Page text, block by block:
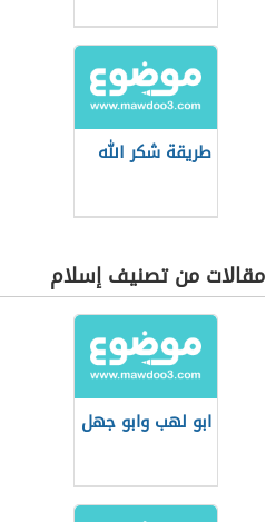
طريقة شكر الله
مقالات من تصنيف إسلام
ابو لهب وابو جهل